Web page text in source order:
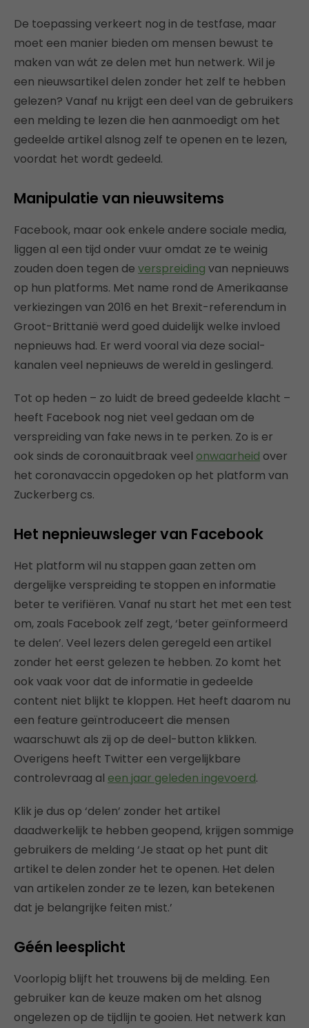
De toepassing verkeert nog in de testfase, maar
moet een manier bieden om mensen bewust te
maken van wát ze delen met hun netwerk. Wil je
een nieuwsartikel delen zonder het zelf te hebben
gelezen? Vanaf nu krijgt een deel van de gebruikers
een melding te lezen die hen aanmoedigt om het
gedeelde artikel alsnog zelf te openen en te lezen,
voordat het wordt gedeeld.
Manipulatie van nieuwsitems
Facebook, maar ook enkele andere sociale media,
liggen al een tijd onder vuur omdat ze te weinig
zouden doen tegen de verspreiding van nepnieuws
op hun platforms. Met name rond de Amerikaanse
verkiezingen van 2016 en het Brexit-referendum in
Groot-Brittanië werd goed duidelijk welke invloed
nepnieuws had. Er werd vooral via deze social-
kanalen veel nepnieuws de wereld in geslingerd.
Tot op heden – zo luidt de breed gedeelde klacht –
heeft Facebook nog niet veel gedaan om de
verspreiding van fake news in te perken. Zo is er
ook sinds de coronauitbraak veel onwaarheid over
het coronavaccin opgedoken op het platform van
Zuckerberg cs.
Het nepnieuwsleger van Facebook
Het platform wil nu stappen gaan zetten om
dergelijke verspreiding te stoppen en informatie
beter te verifiëren. Vanaf nu start het met een test
om, zoals Facebook zelf zegt, ‘beter geïnformeerd
te delen’. Veel lezers delen geregeld een artikel
zonder het eerst gelezen te hebben. Zo komt het
ook vaak voor dat de informatie in gedeelde
content niet blijkt te kloppen. Het heeft daarom nu
een feature geïntroduceert die mensen
waarschuwt als zij op de deel-button klikken.
Overigens heeft Twitter een vergelijkbare
controlevraag al een jaar geleden ingevoerd.
Klik je dus op ‘delen’ zonder het artikel
daadwerkelijk te hebben geopend, krijgen sommige
gebruikers de melding ‘Je staat op het punt dit
artikel te delen zonder het te openen. Het delen
van artikelen zonder ze te lezen, kan betekenen
dat je belangrijke feiten mist.’
Géén leesplicht
Voorlopig blijft het trouwens bij de melding. Een
gebruiker kan de keuze maken om het alsnog
ongelezen op de tijdlijn te gooien. Het netwerk kan